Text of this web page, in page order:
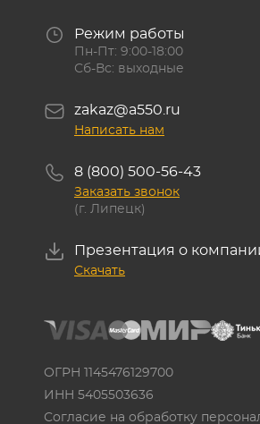
Режим работы
Пн-Пт: 9:00-18:00
Сб-Вс: выходные
zakaz@a550.ru
Написать нам
8 (800) 500-56-43
Заказать звонок
(г. Липецк)
Презентация о
Скачать
ОГРН 1145476129700
ИНН 5405503636
Согласие на обработку